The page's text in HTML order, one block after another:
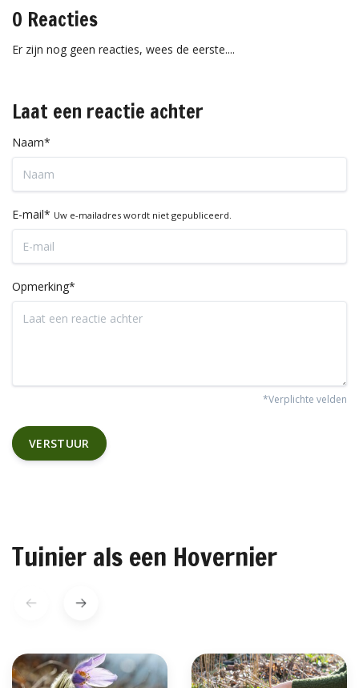
0 Reacties
Er zijn nog geen reacties, wees de eerste....
Laat een reactie achter
Naam*
E-mail* Uw e-mailadres wordt niet gepubliceerd.
Opmerking*
*Verplichte velden
VERSTUUR
Tuinier als een Hovernier